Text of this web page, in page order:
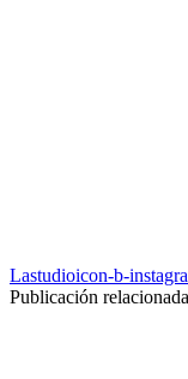
Lastudioicon-b-
Publicación relacionada